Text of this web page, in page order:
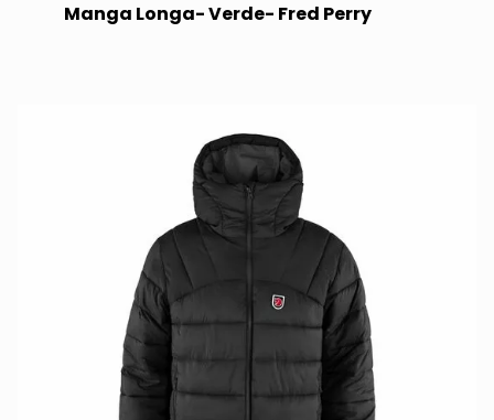
Manga Longa- Verde- Fred Perry